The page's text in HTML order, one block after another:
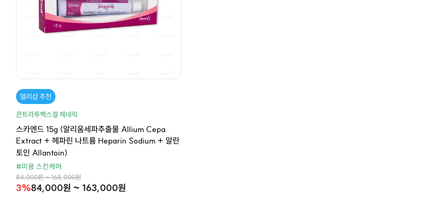
델리샵 추천
콘트라투벡스겔 제네릭
스카엔드 15g (알리움세파추출물 Allium Cepa
Extract + 헤파린 나트륨 Heparin Sodium + 알란
토인 Allantoin)
#미용 스킨케어
84,000원 ~ 168,000원
3%84,000원 ~ 163,000원